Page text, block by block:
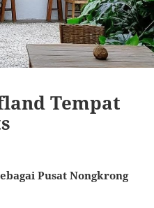
Tempat
Pusat Nongkrong